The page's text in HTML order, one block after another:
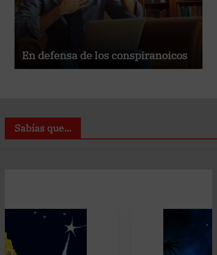
En defensa de los conspiranoicos
Sabías que...